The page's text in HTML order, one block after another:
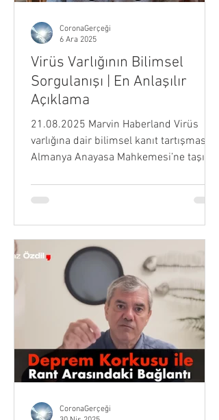
Virüs Varlığının Bilimsel
Sorgulanışı | En Anlaşılır
Açıklama
21.08.2025 Marvin Haberland Virüs
varlığına dair bilimsel kanıt tartışmasını
Almanya Anayasa Mahkemesi’ne taşıyan
Mühendisi Video İçeriğinin Ana
Başlıkları Virüs Varlığı ve Bulaşma
Hipotezinin Köklü Sorgulanışı Modern
Virolojinin Bilimsel Kontrol Eksikliği PCR
Testleri, Elektron Mikroskobu ve
“Görüntü” Yanılgısı Spike Proteinleri ve
mRNA Aşıları Tartışması Mikrop
Teorisine Karşı Ortam Teorisi Yaklaşımı
CoronaGerçeği
6 Ara 2025
CoronaGerçeği